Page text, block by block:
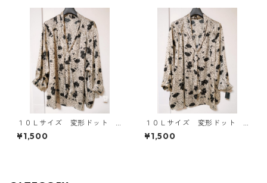
１０Ｌサイズ 変形ドット
花柄 ボウタイブラウス オ
フホワイト KAE-4775
¥1,500
１０Ｌサイズ 変形ドット
花柄 ボウタイブラウス オ
フホワイト KAE-4774
¥1,500